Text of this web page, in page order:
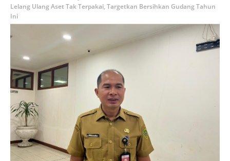
Lelang Ulang Aset Tak Terpakai, Targetkan Bersihkan Gudang Tahun
Ini